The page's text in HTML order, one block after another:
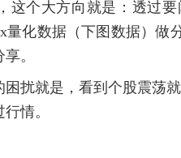
这个大方向就是：透过
化数据（下图数据）做
。
扰就是，看到个股震荡
情。